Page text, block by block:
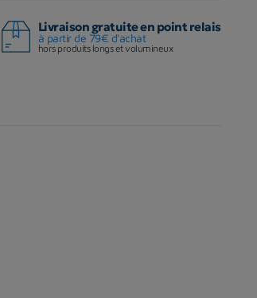
Livraison gratuite en point relais
à partir de 79€ d'achat
hors produits longs et volumineux